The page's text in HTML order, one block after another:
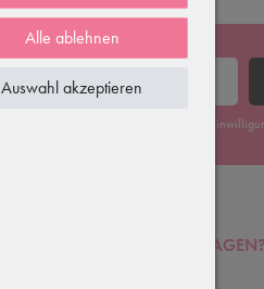
gelesen habe. Meine
DU HAST
Alle ablehnen
Auswahl akzeptieren